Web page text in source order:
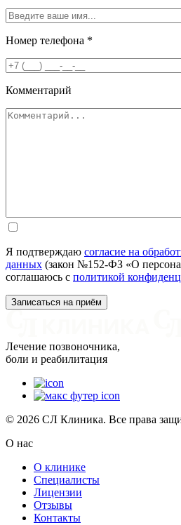
Номер телефона *
Комментарий
Я подтверждаю согласие на
данных (закон №152-ФЗ «О
соглашаюсь с политикой
Лечение позвоночника,
боли и реабилитация
© 2026 СЛ Клиника. Все права
О нас
О клинике
Специалисты
Лицензии
Отзывы
Контакты